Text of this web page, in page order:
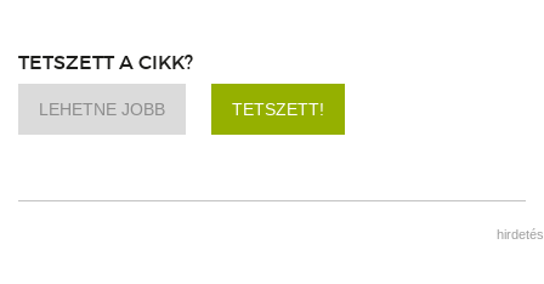
TETSZETT A CIKK?
LEHETNE JOBB TETSZETT!
hirdetés